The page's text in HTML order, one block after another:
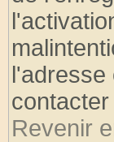
l'adresse
Revenir